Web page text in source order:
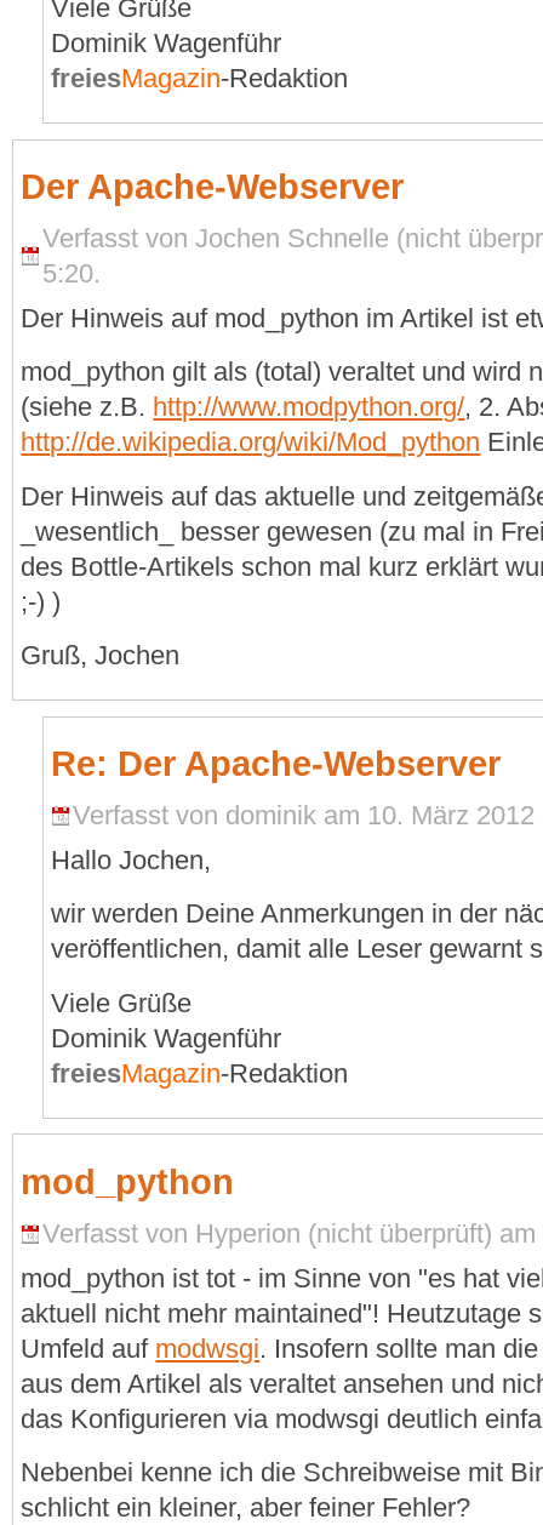
Viele Grüße
Dominik Wagenführ
freiesMagazin-Redaktion
Der Apache-Webserver
Verfasst von Jochen Schnelle (nicht
5:20.
Der Hinweis auf mod_python im Artikel ist
mod_python gilt als (total) veraltet und wird
(siehe z.B. http://www.modpython.org/, 2.
http://de.wikipedia.org/wiki/Mod_python
Der Hinweis auf das aktuelle und
_wesentlich_ besser gewesen (zu mal in
des Bottle-Artikels schon mal kurz erklärt
;-) )
Gruß, Jochen
Re: Der Apache-Webserver
Verfasst von dominik am 10. März 2012
Hallo Jochen,
wir werden Deine Anmerkungen in der
veröffentlichen, damit alle Leser gewarnt
Viele Grüße
Dominik Wagenführ
freiesMagazin-Redaktion
mod_python
Verfasst von Hyperion (nicht überprüft)
mod_python ist tot - im Sinne von "es hat
aktuell nicht mehr maintained"! Heutzutage
Umfeld auf modwsgi. Insofern sollte man
aus dem Artikel als veraltet ansehen und
das Konfigurieren via modwsgi deutlich
Nebenbei kenne ich die Schreibweise mit
schlicht ein kleiner, aber feiner Fehler?